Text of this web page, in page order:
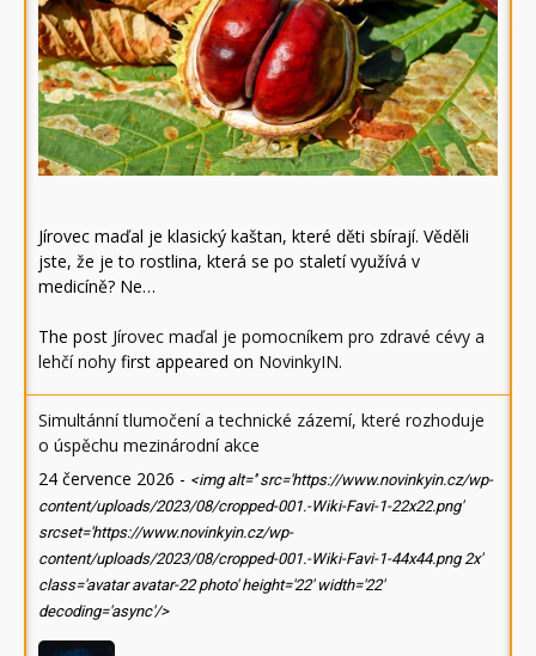
Jírovec maďal je klasický kaštan, které děti sbírají. Věděli
jste, že je to rostlina, která se po staletí využívá v
medicíně? Ne…
The post Jírovec maďal je pomocníkem pro zdravé cévy a
lehčí nohy first appeared on NovinkyIN.
Simultánní tlumočení a technické zázemí, které rozhoduje
o úspěchu mezinárodní akce
24 července 2026 - <img alt='' src='https://www.novinkyin.cz/wp-
content/uploads/2023/08/cropped-001.-Wiki-Favi-1-22x22.png'
srcset='https://www.novinkyin.cz/wp-
content/uploads/2023/08/cropped-001.-Wiki-Favi-1-44x44.png 2x'
class='avatar avatar-22 photo' height='22' width='22'
decoding='async'/>